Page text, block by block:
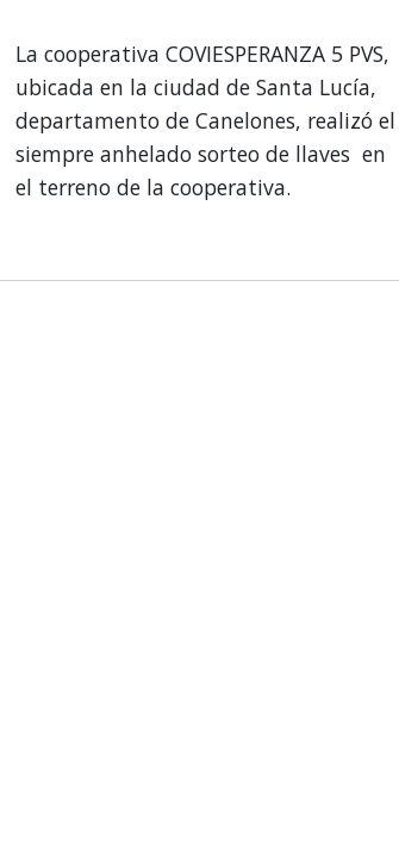
La cooperativa COVIESPERANZA 5 PVS,
ubicada en la ciudad de Santa Lucía,
departamento de Canelones, realizó el
siempre anhelado sorteo de llaves en
el terreno de la cooperativa.